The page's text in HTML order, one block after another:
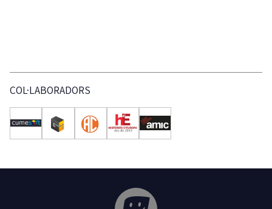
COL·LABORADORS